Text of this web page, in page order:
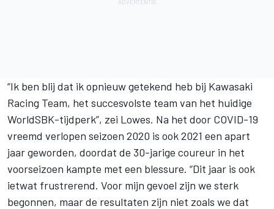
“Ik ben blij dat ik opnieuw getekend heb bij Kawasaki
Racing Team, het succesvolste team van het huidige
WorldSBK-tijdperk”, zei Lowes. Na het door COVID-19
vreemd verlopen seizoen 2020 is ook 2021 een apart
jaar geworden, doordat de 30-jarige coureur in het
voorseizoen kampte met een blessure. “Dit jaar is ook
ietwat frustrerend. Voor mijn gevoel zijn we sterk
begonnen, maar de resultaten zijn niet zoals we dat